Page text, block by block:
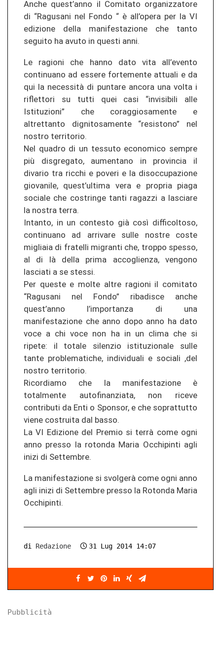
Anche quest’anno il Comitato organizzatore
di “Ragusani nel Fondo “ è all’opera per la VI
edizione della manifestazione che tanto
seguito ha avuto in questi anni.
Le ragioni che hanno dato vita all’evento
continuano ad essere fortemente attuali e da
qui la necessità di puntare ancora una volta i
riflettori su tutti quei casi “invisibili alle
Istituzioni” che coraggiosamente e
altrettanto dignitosamente “resistono” nel
nostro territorio.
Nel quadro di un tessuto economico sempre
più disgregato, aumentano in provincia il
divario tra ricchi e poveri e la disoccupazione
giovanile, quest’ultima vera e propria piaga
sociale che costringe tanti ragazzi a lasciare
la nostra terra.
Intanto, in un contesto già così difficoltoso,
continuano ad arrivare sulle nostre coste
migliaia di fratelli migranti che, troppo spesso,
al di là della prima accoglienza, vengono
lasciati a se stessi.
Per queste e molte altre ragioni il comitato
“Ragusani nel Fondo” ribadisce anche
quest’anno l’importanza di una
manifestazione che anno dopo anno ha dato
voce a chi voce non ha in un clima che si
ripete: il totale silenzio istituzionale sulle
tante problematiche, individuali e sociali ,del
nostro territorio.
Ricordiamo che la manifestazione è
totalmente autofinanziata, non riceve
contributi da Enti o Sponsor, e che soprattutto
viene costruita dal basso.
La VI Edizione del Premio si terrà come ogni
anno presso la rotonda Maria Occhipinti agli
inizi di Settembre.
La manifestazione si svolgerà come ogni anno
agli inizi di Settembre presso la Rotonda Maria
Occhipinti.
di Redazione 31 Lug 2014 14:07
Pubblicità